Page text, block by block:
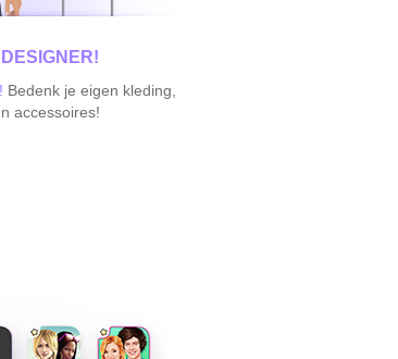
Bedenk je eigen kleding,
accessoires!